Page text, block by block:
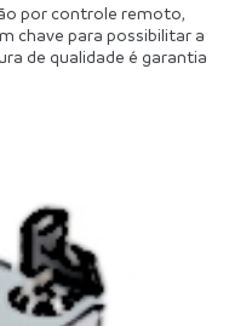
por controle remoto,
chave para possibilitar a
de qualidade é garantia